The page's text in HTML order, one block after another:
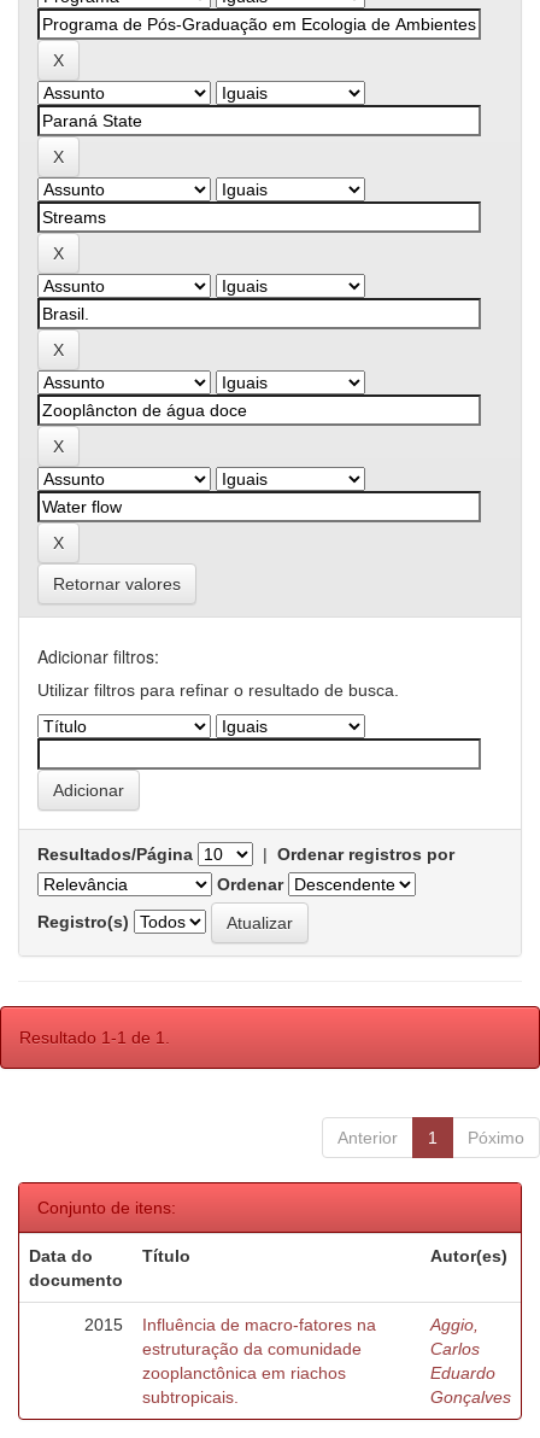
Retornar valores
Adicionar filtros:
Utilizar filtros para refinar o resultado de busca.
Resultados/Página | Ordenar registros por
Ordenar
Registro(s)
Resultado 1-1 de 1.
Anterior 1 Póximo
Conjunto de itens:
Data do
documento
Título Autor(es)
2015
Influência de macro-fatores na
estruturação da comunidade
zooplanctônica em riachos
subtropicais.
Aggio,
Carlos
Eduardo
Gonçalves